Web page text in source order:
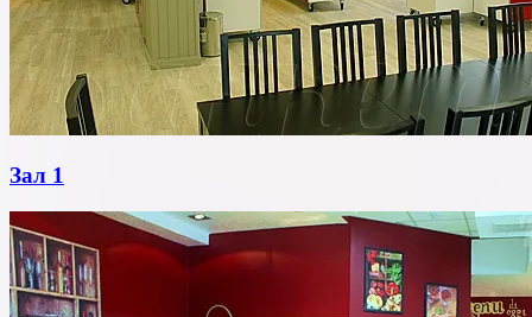
Зал 1